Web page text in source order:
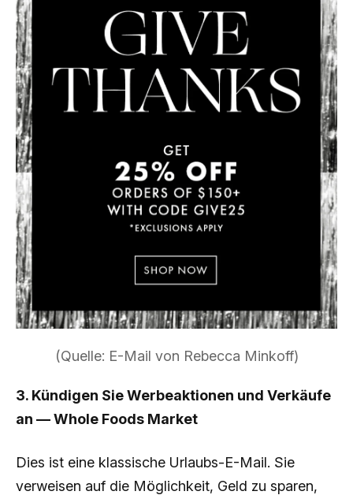
(Quelle: E-Mail von Rebecca Minkoff)
3. Kündigen Sie Werbeaktionen und Verkäufe
an — Whole Foods Market
Dies ist eine klassische Urlaubs-E-Mail. Sie
verweisen auf die Möglichkeit, Geld zu sparen,